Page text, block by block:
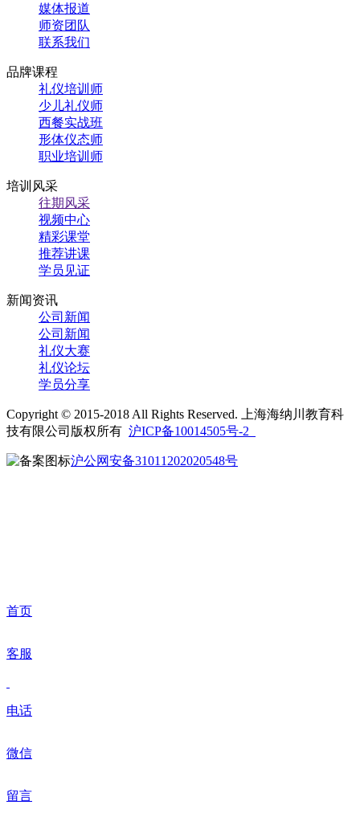
媒体报道
师资团队
联系我们
品牌课程
礼仪培训师
少儿礼仪师
西餐实战班
形体仪态师
职业培训师
培训风采
往期风采
视频中心
精彩课堂
推荐讲课
学员见证
新闻资讯
公司新闻
公司新闻
礼仪大赛
礼仪论坛
学员分享
Copyright © 2015-2018 All Rights Reserved. 上海海纳川教育科
技有限公司版权所有 沪ICP备10014505号-2
沪公网安备31011202020548号
首页
客服
电话
微信
留言